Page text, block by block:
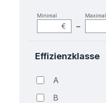
Minimal
€ –
Maximal
Effizienzklasse
A
B